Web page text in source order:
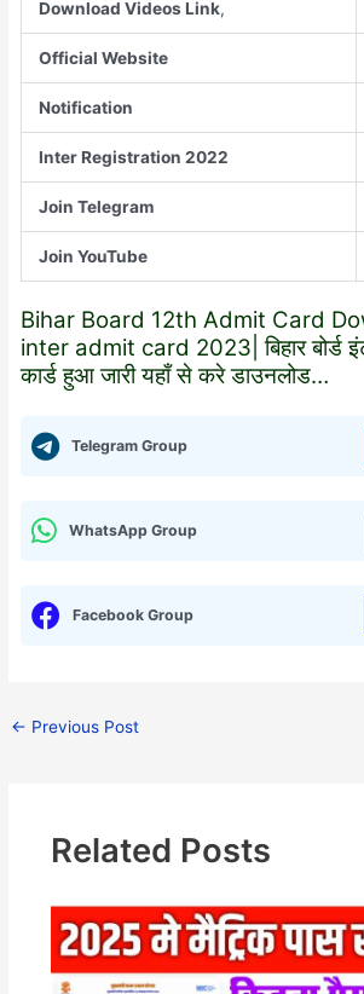
Download Videos Link,
Official Website
Notification
Inter Registration 2022
Join Telegram
Join YouTube
Bihar Board 12th Admit Card
inter admit card 2023| बिहार बोर्ड
कार्ड हुआ जारी यहाँ से करे डाउनलोड…
Telegram Group
WhatsApp Group
Facebook Group
← Previous Post
Related Posts